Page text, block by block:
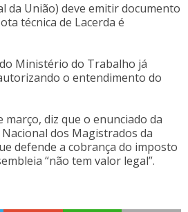
da União) deve emitir documento
técnica de Lacerda é
Ministério do Trabalho já
o entendimento do
março, diz que o enunciado da
dos Magistrados da
defende a cobrança do imposto
“não tem valor legal”.